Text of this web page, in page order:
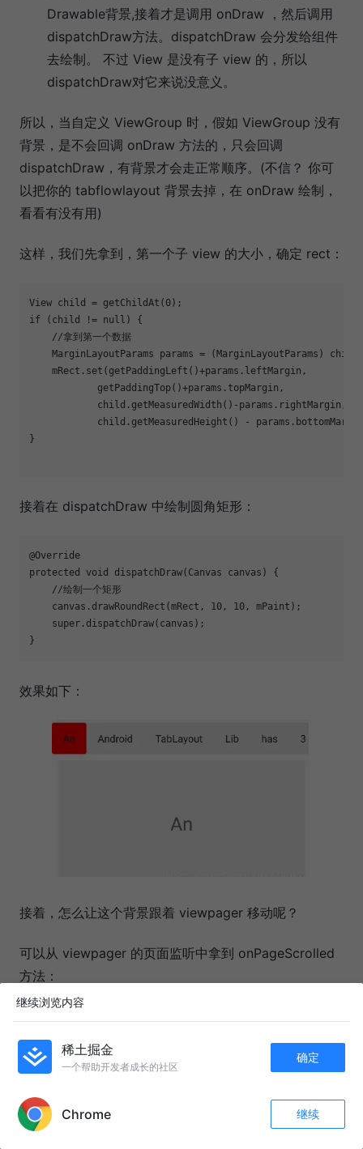
Drawable背景,接着才是调用 onDraw ，然后调用
dispatchDraw方法。dispatchDraw 会分发给组件
去绘制。 不过 View 是没有子 view 的，所以
dispatchDraw对它来说没意义。
所以，当自定义 ViewGroup 时，假如 ViewGroup 没有
背景，是不会回调 onDraw 方法的，只会回调
dispatchDraw，有背景才会走正常顺序。(不信？ 你可
以把你的 tabflowlayout 背景去掉，在 onDraw 绘制，
看看有没有用)
这样，我们先拿到，第一个子 view 的大小，确定 rect：
if (child != null) {
    //拿到第一个数据
MarginLayoutParams params = (MarginLayoutParams)
    mRect.set(getPaddingLeft()+params.leftMargin,
            getPaddingTop()+params.topMargin,
            child.getMeasuredWidth()-params.rightMargin,
child.getMeasuredHeight() -
}
接着在 dispatchDraw 中绘制圆角矩形：
@Override
protected void dispatchDraw(Canvas canvas) {
    //绘制一个矩形
    canvas.drawRoundRect(mRect, 10, 10, mPaint);
    super.dispatchDraw(canvas);
效果如下：
接着，怎么让这个背景跟着 viewpager 移动呢？
可以从 viewpager 的页面监听中拿到 onPageScrolled
方法：
public void onPageScrolled(int position, float
三个参数解释如下：
position ：当前第一页的索引，比较有意思的是，当
20
继续浏览内容
稀土掘金
一个帮助开发者成长的社区
确定
Chrome 继续